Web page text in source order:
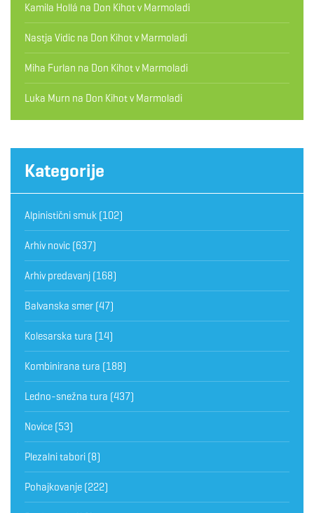
Kamila Hollá na Don Kihot v Marmoladi
Nastja Vidic na Don Kihot v Marmoladi
Miha Furlan na Don Kihot v Marmoladi
Luka Murn na Don Kihot v Marmoladi
Kategorije
Alpinistični smuk (102)
Arhiv novic (637)
Arhiv predavanj (168)
Balvanska smer (47)
Kolesarska tura (14)
Kombinirana tura (188)
Ledno-snežna tura (437)
Novice (53)
Plezalni tabori (8)
Pohajkovanje (222)